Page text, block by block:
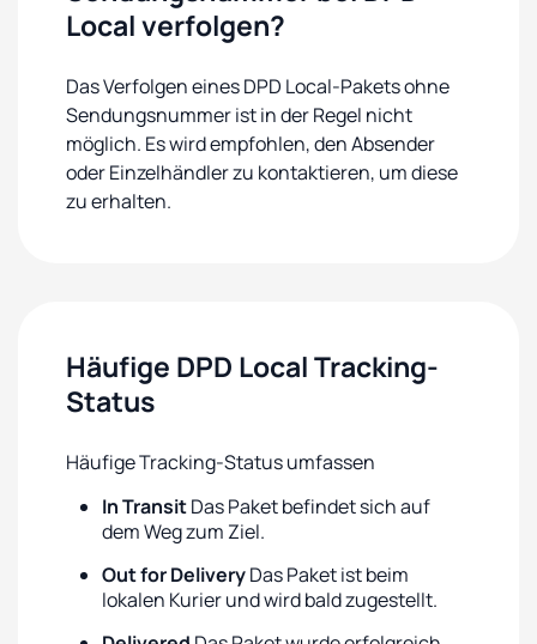
Local verfolgen?
Das Verfolgen eines DPD Local-Pakets ohne
Sendungsnummer ist in der Regel nicht
möglich. Es wird empfohlen, den Absender
oder Einzelhändler zu kontaktieren, um diese
zu erhalten.
Häufige DPD Local Tracking-
Status
Häufige Tracking-Status umfassen
In TransitDas Paket befindet sich auf
dem Weg zum Ziel.
Out for DeliveryDas Paket ist beim
lokalen Kurier und wird bald zugestellt.